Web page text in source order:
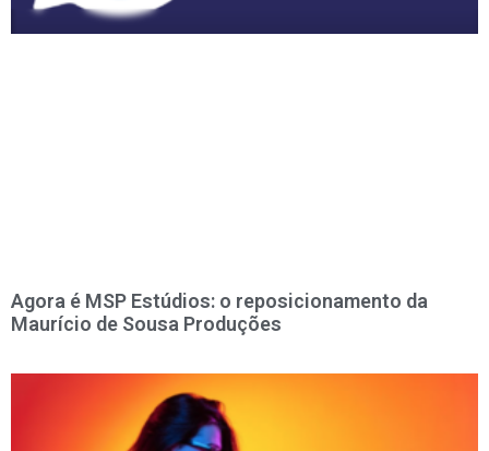
Agora é MSP Estúdios: o reposicionamento da
Maurício de Sousa Produções